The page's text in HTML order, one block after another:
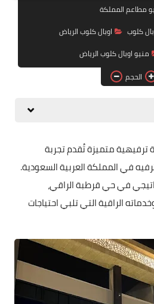
مطاعم المملكة
كلوب
اوبال كلوب الرياض
منيو اوبال كلوب الرياض
الحجم
ترفيهية متميزة تُقدم تجربة
في المملكة العربية السعودية.
في حي قرطبة الراقي،
الراقية التي تلبي احتياجات